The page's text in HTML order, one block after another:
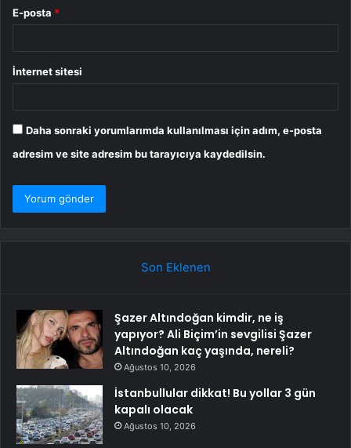
E-posta *
İnternet sitesi
Daha sonraki yorumlarımda kullanılması için adım, e-posta
adresim ve site adresim bu tarayıcıya kaydedilsin.
Son Eklenen
Şazer Altındoğan kimdir, ne iş
yapıyor? Ali Biçim’in sevgilisi Şazer
Altındoğan kaç yaşında, nereli?
Ağustos 10, 2026
İstanbullular dikkat! Bu yollar 3 gün
kapalı olacak
Ağustos 10, 2026